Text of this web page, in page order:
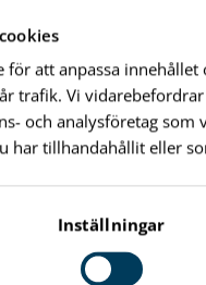
för att anpassa
trafik. Vi
och analysföretag
har tillhandahållit eller
Inställningar